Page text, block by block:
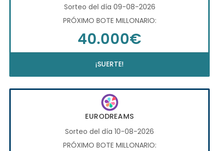
Sorteo del día 09-08-2026
PRÓXIMO BOTE MILLONARIO:
40.000€
¡SUERTE!
EURODREAMS
Sorteo del día 10-08-2026
PRÓXIMO BOTE MILLONARIO: